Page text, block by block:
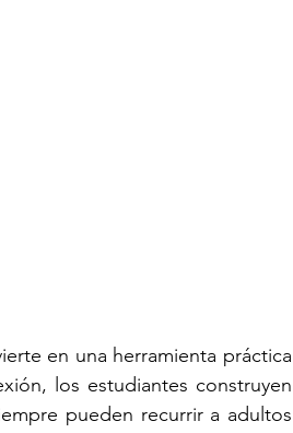
en una herramienta práctica
los estudiantes construyen
pueden recurrir a adultos